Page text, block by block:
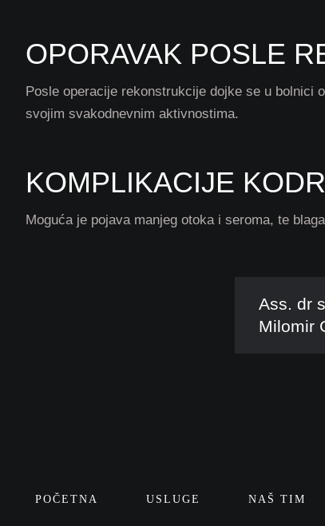
OPORAVAK POSLE
Posle operacije rekonstrukcije dojke se u bolnici
svojim svakodnevnim aktivnostima.
KOMPLIKACIJE
Moguća je pojava manjeg otoka i seroma, te
Ass. dr
Milomir
POČETNA USLUGE NAŠ TIM